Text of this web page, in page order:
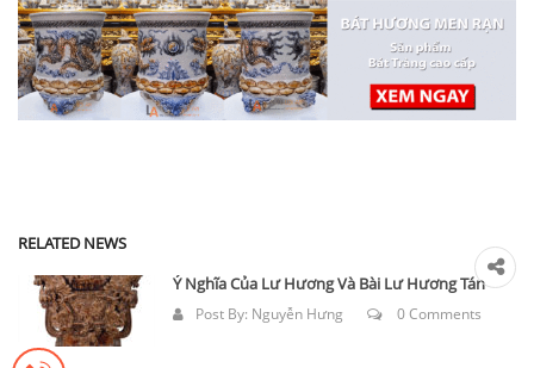
RELATED NEWS
Ý Nghĩa Của Lư Hương Và Bài Lư Hương Tán
Post By: Nguyễn Hưng 0 Comments